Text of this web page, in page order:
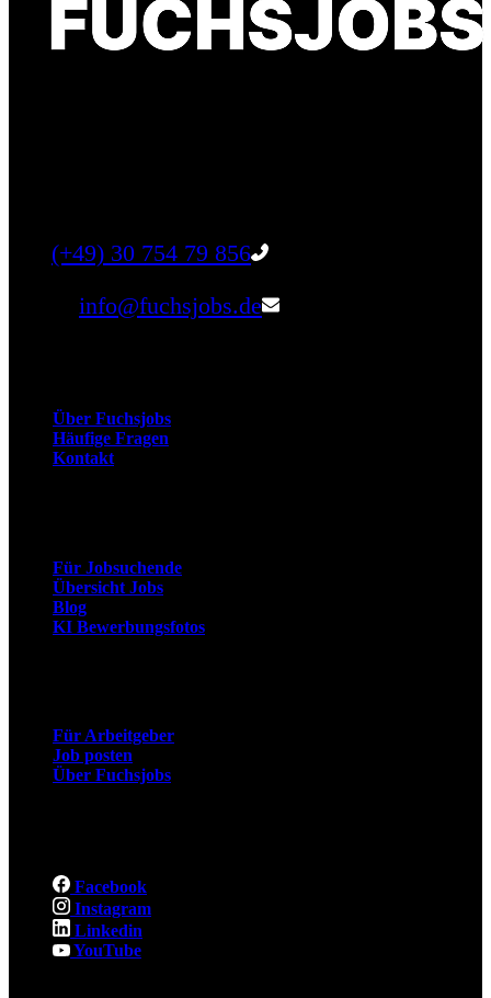
(+49) 30 754 79 856
info@fuchsjobs.de
Über Fuchsjobs
Häufige Fragen
Kontakt
Für Jobsuchende
Übersicht Jobs
Blog
KI Bewerbungsfotos
Für Arbeitgeber
Job posten
Über Fuchsjobs
Facebook
Instagram
Linkedin
YouTube